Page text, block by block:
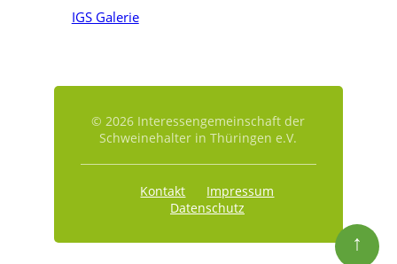
IGS Galerie
© 2026 Interessengemeinschaft der
Schweinehalter in Thüringen e.V.
Kontakt
Impressum
Datenschutz
↑